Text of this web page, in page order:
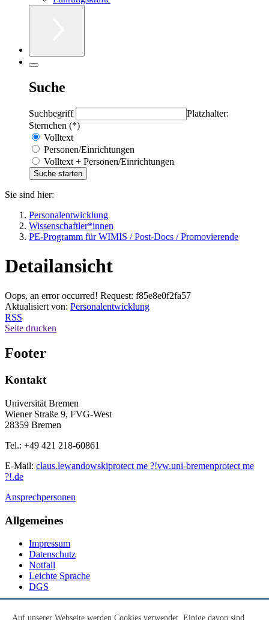
Suche
Suchbegriff
Platzhalter:
Sternchen (*)
Volltext
Personen/Einrichtungen
Volltext + Personen/Einrichtungen
Sie sind hier:
Personalentwicklung
Wissenschaftler*innen
PE-Programm für WIMIS / Post-Docs / Promovierende
Detailansicht
Oops, an error occurred! Request: f85e8e0f2fa57
Aktualisiert von: Personalentwicklung
RSS
Seite drucken
Footer
Kontakt
Universität Bremen
Wiener Straße 9, FVG-West
28359 Bremen
Tel.: +49 421 218-60861
E-Mail: claus.lewandowskiprotect me ?!vw.uni-bremenprotect me
?!.de
Ansprechpersonen
Allgemeines
Impressum
Datenschutz
Notfall
Leichte Sprache
DGS
Auf unserer Webseite werden Cookies verwendet. Einige davon sind